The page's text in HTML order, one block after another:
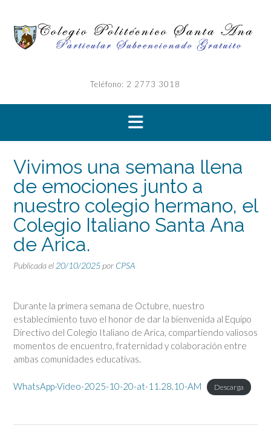
contenido
Teléfono: 2 2773 3018
Vivimos una semana llena
de emociones junto a
nuestro colegio hermano, el
Colegio Italiano Santa Ana
de Arica.
Publicada el20/10/2025por CPSA
Durante la primera semana de Octubre, nuestro
establecimiento tuvo el honor de dar la bienvenida al Equipo
Directivo del Colegio Italiano de Arica, compartiendo valiosos
momentos de encuentro, fraternidad y colaboración entre
ambas comunidades educativas.
WhatsApp-Video-2025-10-20-at-11.28.10-AM Descarga